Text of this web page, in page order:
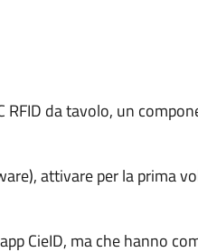
da tavolo, un
attivare per la prima
CieID, ma che hanno